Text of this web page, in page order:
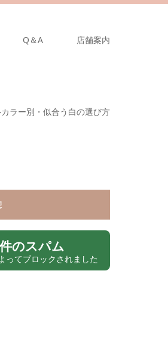
Q＆A 店舗案内
ラー別・似合う白の選び方
のスパム
ってブロックされました